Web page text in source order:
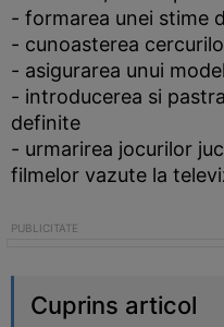
- formarea unei stime
- cunoasterea
- asigurarea unui
- introducerea si
definite
- urmarirea jocurilor
filmelor vazute la
Cuprins articol